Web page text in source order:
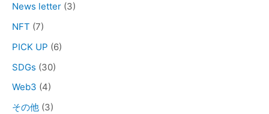
News letter (3)
NFT (7)
PICK UP (6)
SDGs (30)
Web3 (4)
その他 (3)